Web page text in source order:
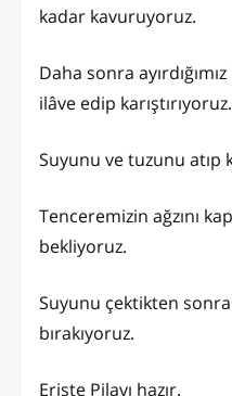
kadar kavuruyoruz.
Daha sonra
ilâve edip karıştırıyoruz.
Suyunu ve tuzunu atıp
Tenceremizin ağzını
bekliyoruz.
Suyunu çektikten sonra
bırakıyoruz.
Erişte Pilavı hazır.